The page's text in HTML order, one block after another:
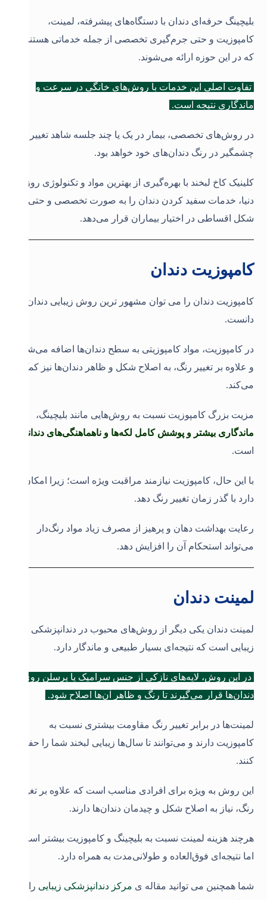
بلیچینگ حرفه‌ای دندان با دستگاه‌های پیشرفته، لمینت،
کامپوزیت و حتی جرم‌گیری تخصصی از جمله خدماتی هستند
که در این حوزه ارائه می‌شوند.
تفاوت اصلی این خدمات با روش‌های خانگی در سرعت و
ماندگاری نتیجه است.
در روش‌های تخصصی، بیمار در یک یا چند جلسه شاهد تغییر
چشمگیر در رنگ دندان‌های خود خواهد بود.
کلینیک کاخ لبخند با بهره‌گیری از بهترین مواد و تکنولوژی روز
دنیا، خدمات سفید کردن دندان را به صورت تخصصی و حتی به
شکل اقساطی در اختیار بیماران قرار می‌دهد.
کامپوزیت دندان
کامپوزیت دندان را می توان مشهور ترین روش زیبایی دندان
دانست.
در کامپوزیت، مواد کامپوزیتی به سطح دندان‌ها اضافه می‌شود
و علاوه بر تغییر رنگ، به اصلاح شکل و ظاهر دندان‌ها نیز کمک
می‌کند.
مزیت بزرگ کامپوزیت نسبت به روش‌هایی مانند بلیچینگ،
ماندگاری بیشتر و پوشش کامل لکه‌ها و ناهماهنگی‌های دندانی
است.
با این حال، کامپوزیت نیازمند مراقبت ویژه است؛ زیرا امکان
دارد با گذر زمان تغییر رنگ دهد.
رعایت بهداشت دهان و پرهیز از مصرف زیاد مواد رنگ‌دار
می‌تواند استحکام آن را افزایش دهد.
لمینت دندان
لمینت دندان یکی دیگر از روش‌های محبوب در دندانپزشکی
زیبایی است که نتیجه‌ای بسیار طبیعی و ماندگار دارد.
در این روش، لایه‌های نازکی از جنس سرامیک یا پرسلن روی
دندان‌ها قرار می‌گیرند تا رنگ و ظاهر آن‌ها اصلاح شود.
لمینت‌ها در برابر تغییر رنگ مقاومت بیشتری نسبت به
کامپوزیت دارند و می‌توانند تا سال‌ها زیبایی لبخند شما را حفظ
کنند.
این روش به ویژه برای افرادی مناسب است که علاوه بر تغییر
رنگ، نیاز به اصلاح شکل و چیدمان دندان‌ها دارند.
هرچند هزینه لمینت نسبت به بلیچینگ و کامپوزیت بیشتر است،
اما نتیجه‌ای فوق‌العاده و طولانی‌مدت به همراه دارد.
شما همچنین می توانید مقاله ی مرکز دندانپزشکی زیبایی را نیز